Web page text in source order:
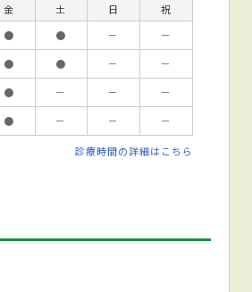
金 土 日
祝
● ● －
－
● ● －
－
● － －
－
● － － －
診療時間の詳細はこちら